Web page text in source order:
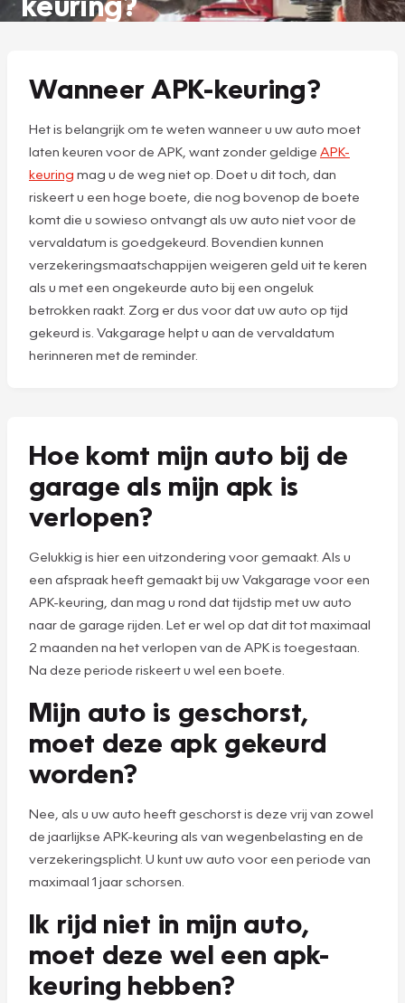
Wanneer APK-keuring?
Het is belangrijk om te weten wanneer u uw auto moet
laten keuren voor de APK, want zonder geldige APK-
keuring mag u de weg niet op. Doet u dit toch, dan
riskeert u een hoge boete, die nog bovenop de boete
komt die u sowieso ontvangt als uw auto niet voor de
vervaldatum is goedgekeurd. Bovendien kunnen
verzekeringsmaatschappijen weigeren geld uit te keren
als u met een ongekeurde auto bij een ongeluk
betrokken raakt. Zorg er dus voor dat uw auto op tijd
gekeurd is. Vakgarage helpt u aan de vervaldatum
herinneren met de reminder.
Hoe komt mijn auto bij de
garage als mijn apk is
verlopen?
Gelukkig is hier een uitzondering voor gemaakt. Als u
een afspraak heeft gemaakt bij uw Vakgarage voor een
APK-keuring, dan mag u rond dat tijdstip met uw auto
naar de garage rijden. Let er wel op dat dit tot maximaal
2 maanden na het verlopen van de APK is toegestaan.
Na deze periode riskeert u wel een boete.
Mijn auto is geschorst,
moet deze apk gekeurd
worden?
Nee, als u uw auto heeft geschorst is deze vrij van zowel
de jaarlijkse APK-keuring als van wegenbelasting en de
verzekeringsplicht. U kunt uw auto voor een periode van
maximaal 1 jaar schorsen.
Ik rijd niet in mijn auto,
moet deze wel een apk-
keuring hebben?